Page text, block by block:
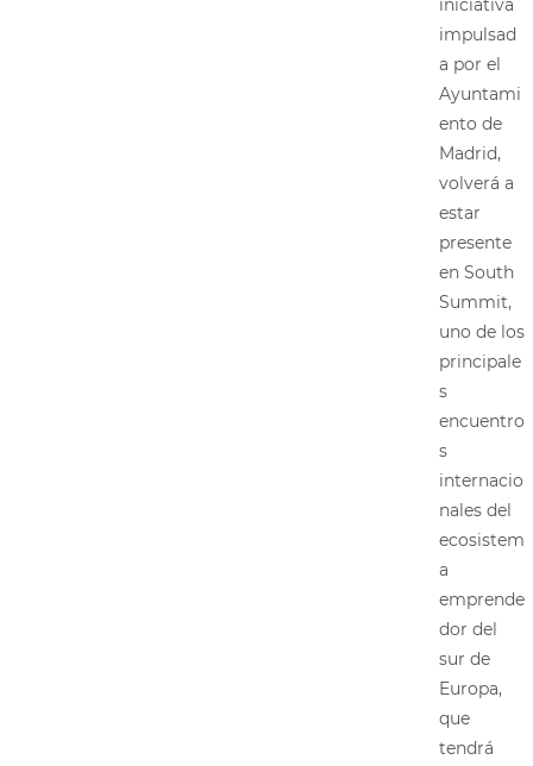
iniciativa
impulsad
a por el
Ayuntami
ento de
Madrid,
volverá a
estar
presente
en South
Summit,
uno de los
principale
s
encuentro
s
internacio
nales del
ecosistem
a
emprende
dor del
sur de
Europa,
que
tendrá